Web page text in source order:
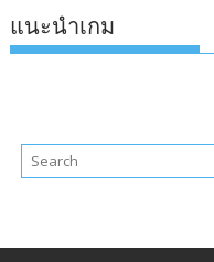
แนะนำเกม